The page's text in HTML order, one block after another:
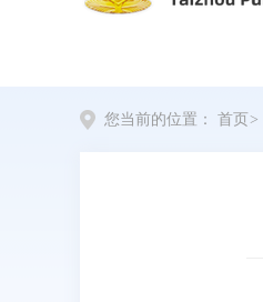
您当前的位置： 首页 >